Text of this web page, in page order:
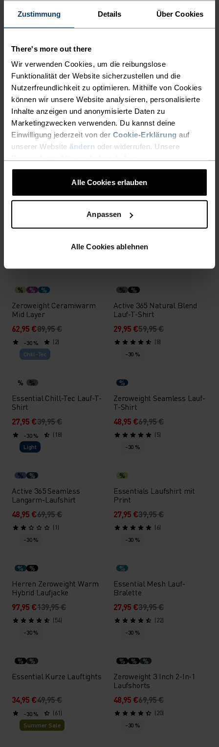
Zustimmung Details Über Cookies
There's more out there
Wir verwenden Cookies, um die reibungslose
Funktionalität der Website sicherzustellen und die
Nutzerfreundlichkeit zu optimieren. Mithilfe von Cookies
können wir unsere Website analysieren, personalisierte
Inhalte anzeigen und anonymisierte Daten zu
Marketingzwecken verwenden. Du kannst deine
Einwilligung jederzeit von der Cookie-Erklärung auf
unserer Website ändern oder widerrufen. Unsere
Alle Cookies erlauben
Anpassen
Alle Cookies ablehnen
%
Essential Print Lauf-T-
27,95 €39,95 €
(21)
%
Active 365 Knit Lauf-Hoodie
(10)
-30 %
Light
% %
Active 365 Natural Blend
Langarm-Laufshirt
48,95 €69,95 €
-30 %
%
Essential Print Lauf-T-
Shirt
27,95 €39,95 €
Wasserdicht
% % % %
Chill-Tec
% %
Zeroweight Engineered
Chill-Tec Lauf-T-Shirt
% % %
Zeroweight Ceramiwarm
Mid Layer
62,95 €89,95 €
(2)
% %
Active 365 Natural Blend
Lauf-T-Shirt
29,95 €59,95 €
(8)
-30 %
Chill-Tec
% %
Essential Chill-Tec Lauf-T-
Shirt
27,95 €39,95 €
(18)
-30 %
%
Zeroweight Seamless Lauf-
T-Shirt
48,95 €69,95 €
(5)
-30 %
Light
% %
Active 365 Seamless
Langarm-Laufshirt
48,95 €69,95 €
(1)
-30 %
%
Essentials Laufshirt mit
Print
27,95 €39,95 €
(6)
-30 %
% %
Herren Zeroweight Warm
Hybrid Laufjacke
97,95 €139,95 €
(54)
-30 %
%
Essential Mesh Lauf-
Bralette
27,95 €39,95 €
(22)
-30 %
% %
Essential Kurze Lauftights
34,95 €49,95 €
(61)
-30 %
% % %
Zeroweight 3 Inch 2-In-1
Laufshorts
48,95 €69,95 €
(20)
-30 %
Summer Sale
-30 %